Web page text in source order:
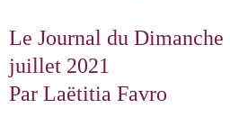
Le Journal du Dimanche
juillet 2021
Par Laëtitia Favro